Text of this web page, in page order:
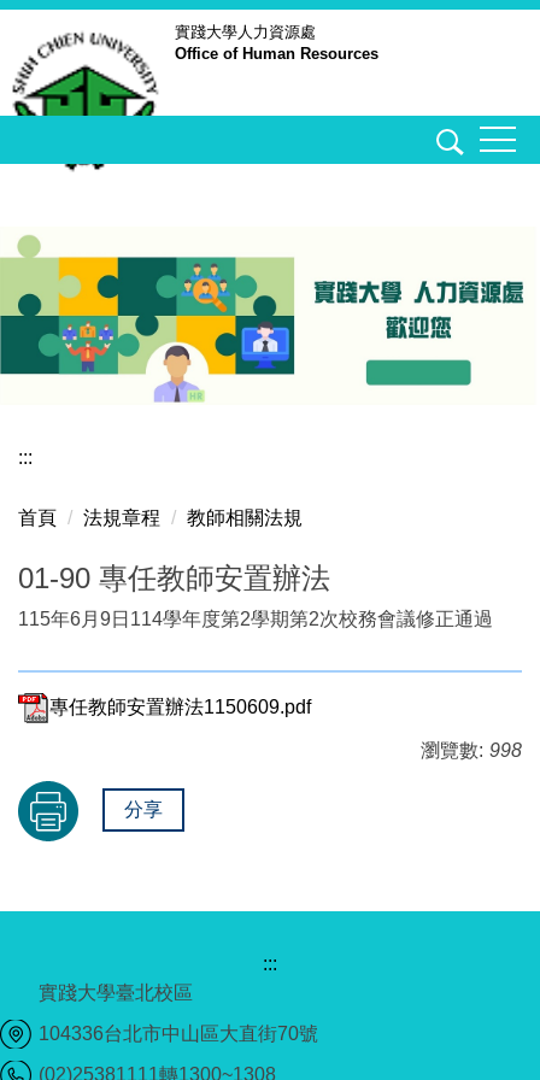
到
主
要
實踐大學人力資源處
Office of Human Resources
:::
首頁 法規章程 教師相關法規
01-90 專任教師安置辦法
115年6月9日114學年度第2學期第2次校務會議修正通過
專任教師安置辦法1150609.pdf
瀏覽數: 998
分享
:::
實踐大學臺北校區
104336台北市中山區大直街70號
(02)25381111轉1300~1308